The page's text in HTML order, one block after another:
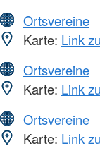
Ortsvereine
Karte: Link
Ortsvereine
Karte: Link
Ortsvereine
Karte: Link